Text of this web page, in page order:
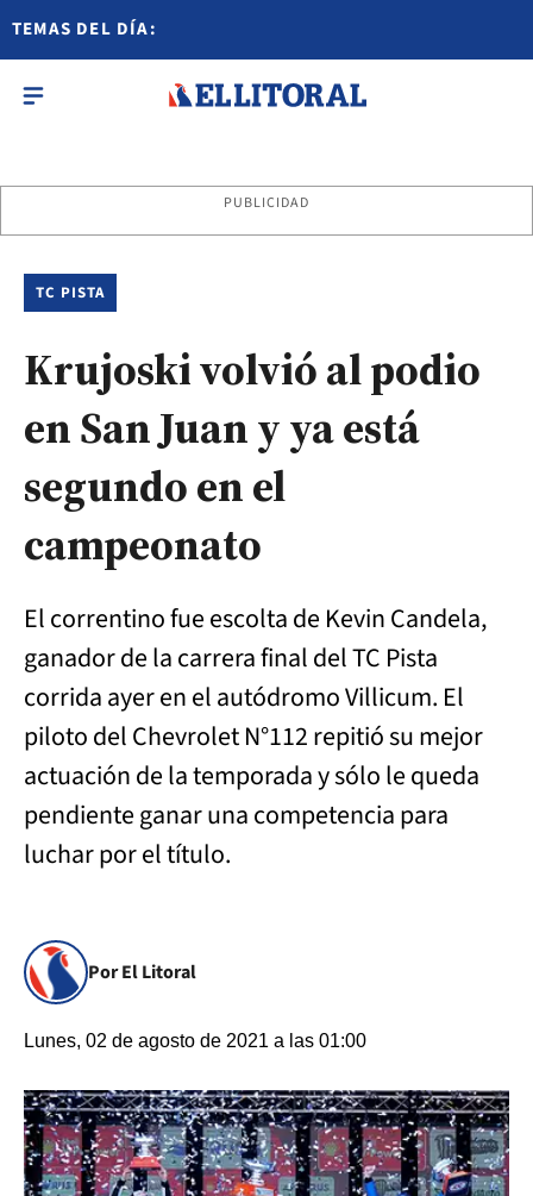
TEMAS DEL DÍA:
PUBLICIDAD
TC PISTA
Krujoski volvió al podio
en San Juan y ya está
segundo en el
campeonato
El correntino fue escolta de Kevin Candela,
ganador de la carrera final del TC Pista
corrida ayer en el autódromo Villicum. El
piloto del Chevrolet N°112 repitió su mejor
actuación de la temporada y sólo le queda
pendiente ganar una competencia para
luchar por el título.
Por El Litoral
Lunes, 02 de agosto de 2021 a las 01:00